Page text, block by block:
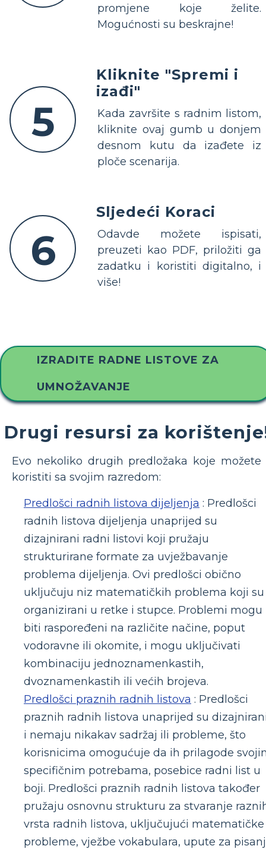
promjene koje želite.
Mogućnosti su beskrajne!
5
Kliknite "Spremi i
izađi"
Kada završite s radnim listom,
kliknite ovaj gumb u donjem
desnom kutu da izađete iz
ploče scenarija.
6
Sljedeći Koraci
Odavde možete ispisati,
preuzeti kao PDF, priložiti ga
zadatku i koristiti digitalno, i
više!
IZRADITE RADNE LISTOVE ZA
UMNOŽAVANJE
Drugi resursi za
Evo nekoliko drugih predložaka koje možete
koristiti sa svojim razredom:
Predlošci radnih listova dijeljenja : Predlošci
radnih listova dijeljenja unaprijed su
dizajnirani radni listovi koji pružaju
strukturirane formate za uvježbavanje
problema dijeljenja. Ovi predlošci obično
uključuju niz matematičkih problema koji su
organizirani u retke i stupce. Problemi mogu
biti raspoređeni na različite načine, poput
vodoravne ili okomite, i mogu uključivati
kombinaciju jednoznamenkastih,
dvoznamenkastih ili većih brojeva.
Predlošci praznih radnih listova : Predlošci
praznih radnih listova unaprijed su
i nemaju nikakav sadržaj ili probleme, što
korisnicima omogućuje da ih prilagode
specifičnim potrebama, posebice radni list u
boji. Predlošci praznih radnih listova također
pružaju osnovnu strukturu za stvaranje
vrsta radnih listova, uključujući matematičke
probleme, vježbe vokabulara, upute za